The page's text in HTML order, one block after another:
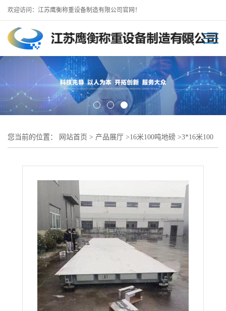
欢迎访问：江苏鹰衡称重设备制造有限公司官网！
您当前的位置： 网站首页 > 产品展厅 >16米100吨地磅 >3*16米100